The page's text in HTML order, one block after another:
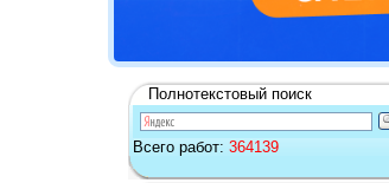
Полнотекстовый поиск
Всего работ: 364139